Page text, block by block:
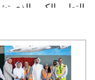
التطور الكبير الذي
في رأس الخيمة،
الاقتصادي. وأوضح